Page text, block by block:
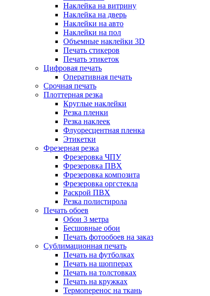
Наклейка на витрину
Наклейка на дверь
Наклейки на авто
Наклейки на пол
Объемные наклейки 3D
Печать стикеров
Печать этикеток
Цифровая печать
Оперативная печать
Срочная печать
Плоттерная резка
Круглые наклейки
Резка пленки
Резка наклеек
Флуоресцентная пленка
Этикетки
Фрезерная резка
Фрезеровка ЧПУ
Фрезеровка ПВХ
Фрезеровка композита
Фрезеровка оргстекла
Раскрой ПВХ
Резка полистирола
Печать обоев
Обои 3 метра
Бесшовные обои
Печать фотообоев на заказ
Сублимационная печать
Печать на футболках
Печать на шопперах
Печать на толстовках
Печать на кружках
Термоперенос на ткань